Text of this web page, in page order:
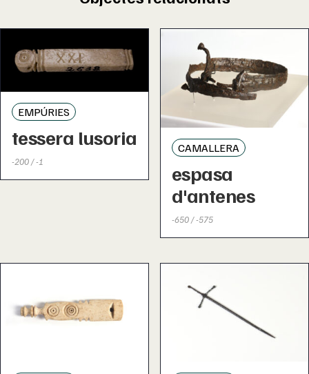
EMPÚRIES
tessera lusoria
-200 / -1
CAMALLERA
espasa
d'antenes
-650 / -575